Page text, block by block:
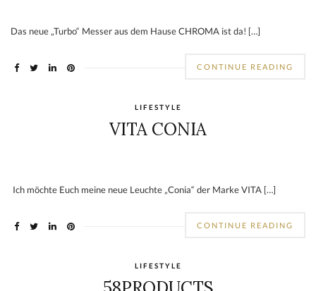
Das neue „Turbo“ Messer aus dem Hause CHROMA ist da! […]
CONTINUE READING
LIFESTYLE
VITA CONIA
Ich möchte Euch meine neue Leuchte „Conia“ der Marke VITA […]
CONTINUE READING
LIFESTYLE